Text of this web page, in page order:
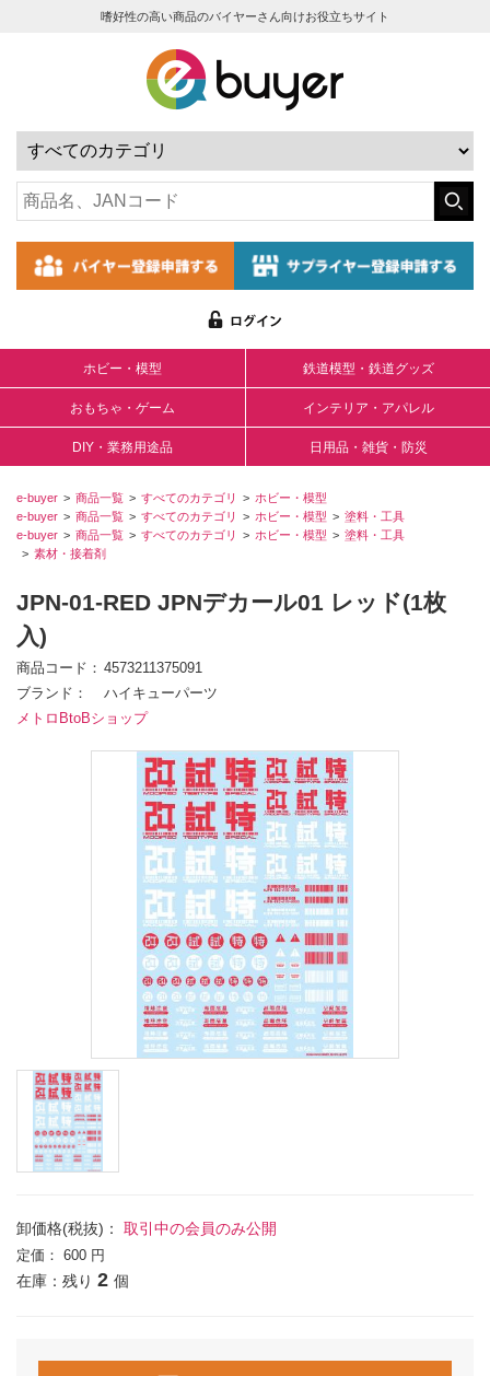
嗜好性の高い商品のバイヤーさん向けお役立ちサイト
ホビー・模型 鉄道模型・鉄道グッズ
おもちゃ・ゲーム インテリア・アパレル
DIY・業務用途品 日用品・雑貨・防災
e-buyer 商品一覧 すべてのカテゴリ
ホビー・模型
e-buyer
商品一覧 すべてのカテゴリ ホビー・模型
塗料・工具
e-buyer
商品一覧 すべてのカテゴリ ホビー・模型
塗料・工具
素材・接着剤
JPN-01-RED JPNデカール01 レッド(1枚
入)
商品コード
4573211375091
ブランド
ハイキューパーツ
メトロBtoBショップ
卸価格(税抜)： 取引中の会員のみ公開
定価： 600 円
在庫：残り 2 個